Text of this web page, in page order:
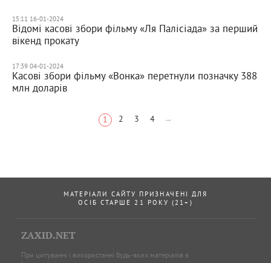
15:11 16-01-2024
Відомі касові збори фільму «Ля Палісіада» за перший
вікенд прокату
17:39 04-01-2024
Касові збори фільму «Вонка» перетнули позначку 388
млн доларів
1 2 3 4 →
МАТЕРІАЛИ САЙТУ ПРИЗНАЧЕНІ ДЛЯ
ОСІБ СТАРШЕ 21 РОКУ (21+)
ZAXID.NET
При цитуванні і використанні будь-яких матеріалів в